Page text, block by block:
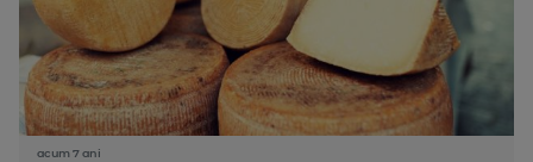
acum 7 ani